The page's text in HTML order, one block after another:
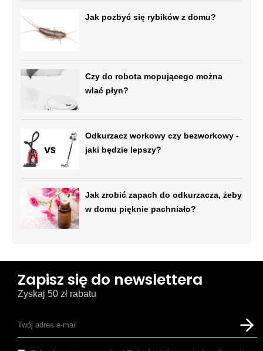
Jak pozbyć się rybików z domu?
Czy do robota mopującego można
wlać płyn?
Odkurzacz workowy czy bezworkowy -
jaki będzie lepszy?
Jak zrobić zapach do odkurzacza, żeby
w domu pięknie pachniało?
Zapisz się do newslettera
Zyskaj 50 zł rabatu